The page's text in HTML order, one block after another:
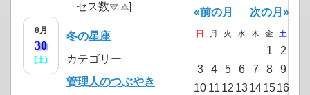
セス数
]
8月
30
(土)
冬の星座
カテゴリー
管理人のつぶやき
«前の月 次の月»
日 月 火 水 木 金 土
1
2
3
4 5 6 7 8
9
10 11 12 13141516